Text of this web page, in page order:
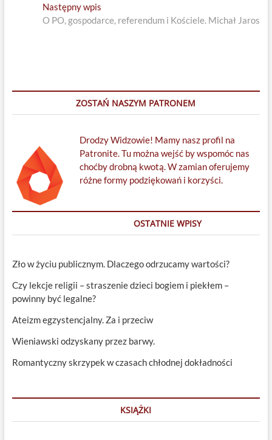
Następny wpis
post:
O PO, gospodarce, referendum i Kościele. Michał Jaros
ZOSTAŃ NASZYM PATRONEM
Drodzy Widzowie! Mamy nasz profil na
Patronite. Tu można wejść by wspomóc nas
choćby drobną kwotą. W zamian oferujemy
różne formy podziękowań i korzyści.
OSTATNIE WPISY
Zło w życiu publicznym. Dlaczego odrzucamy wartości?
Czy lekcje religii – straszenie dzieci bogiem i piekłem –
powinny być legalne?
Ateizm egzystencjalny. Za i przeciw
Wieniawski odzyskany przez barwy.
Romantyczny skrzypek w czasach chłodnej dokładności
KSIĄŻKI